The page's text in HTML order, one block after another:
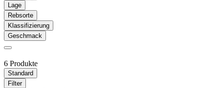
Lage
Rebsorte
Klassifizierung
Geschmack
6 Produkte
Standard
Filter